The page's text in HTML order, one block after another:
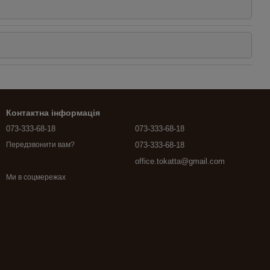
Контактна інформація
073-333-68-18
Передзвонити вам?
073-333-68-18
073-333-68-18
office.tokatta@gmail.com
Ми в соцмережах